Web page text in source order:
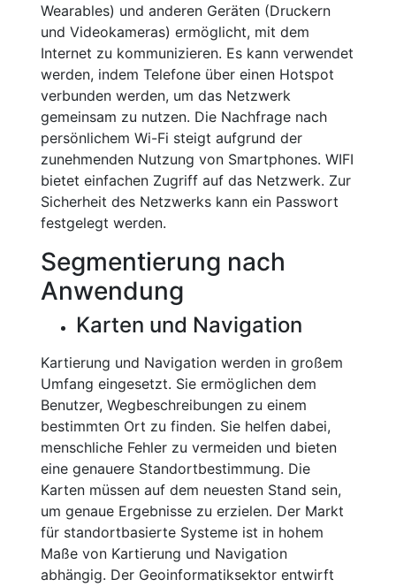
Wearables) und anderen Geräten (Druckern
und Videokameras) ermöglicht, mit dem
Internet zu kommunizieren. Es kann verwendet
werden, indem Telefone über einen Hotspot
verbunden werden, um das Netzwerk
gemeinsam zu nutzen. Die Nachfrage nach
persönlichem Wi-Fi steigt aufgrund der
zunehmenden Nutzung von Smartphones. WIFI
bietet einfachen Zugriff auf das Netzwerk. Zur
Sicherheit des Netzwerks kann ein Passwort
festgelegt werden.
Segmentierung nach
Anwendung
Karten und Navigation
Kartierung und Navigation werden in großem
Umfang eingesetzt. Sie ermöglichen dem
Benutzer, Wegbeschreibungen zu einem
bestimmten Ort zu finden. Sie helfen dabei,
menschliche Fehler zu vermeiden und bieten
eine genauere Standortbestimmung. Die
Karten müssen auf dem neuesten Stand sein,
um genaue Ergebnisse zu erzielen. Der Markt
für standortbasierte Systeme ist in hohem
Maße von Kartierung und Navigation
abhängig. Der Geoinformatiksektor entwirft